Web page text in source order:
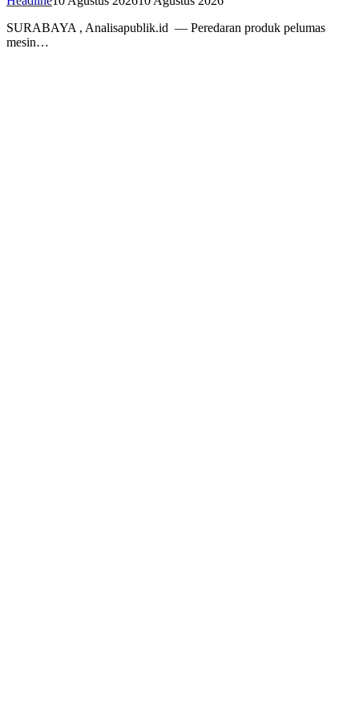
SURABAYA , Analisapublik.id — Peredaran produk pelumas
mesin…